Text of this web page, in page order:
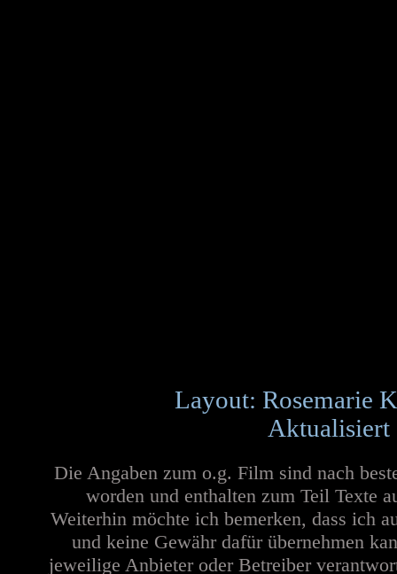
Layout: Rosemarie
Aktualisiert
Die Angaben zum o.g. Film sind nach
worden und enthalten zum Teil Texte
Weiterhin möchte ich bemerken, dass ich
und keine Gewähr dafür übernehmen
jeweilige Anbieter oder Betreiber